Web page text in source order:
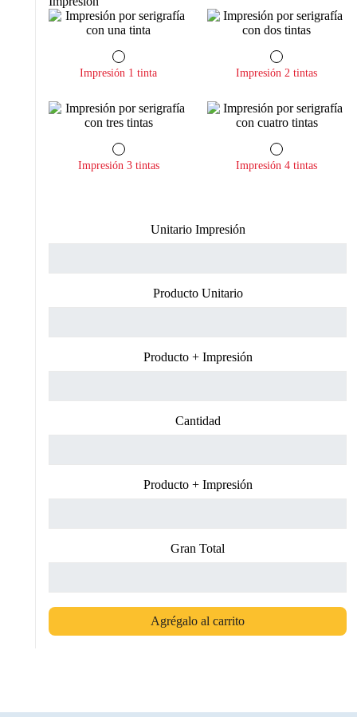
Impresión 1 tinta Impresión 2 tintas
Impresión 3 tintas Impresión 4 tintas
Unitario Impresión
Producto Unitario
Producto + Impresión
Cantidad
Producto + Impresión
Gran Total
Agrégalo al carrito